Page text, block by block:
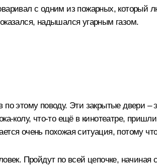
с одним из пожарных,
надышался угарным газом.
по этому поводу. Эти закрытые двери
колу, что-то ещё в кинотеатре,
очень похожая ситуация, потому
Пройдут по всей цепочке,